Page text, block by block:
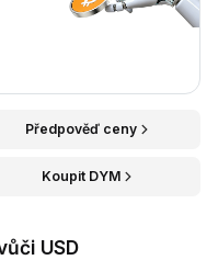
Předpověď ceny
Koupit DYM
USD